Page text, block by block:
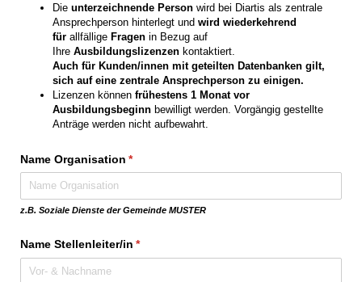
Die unterzeichnende Person wird bei Diartis als zentrale
Ansprechperson hinterlegt und wird wiederkehrend
für allfällige Fragen in Bezug auf
Ihre Ausbildungslizenzen kontaktiert.
Auch für Kunden/innen mit geteilten Datenbanken gilt,
sich auf eine zentrale Ansprechperson zu einigen.
Lizenzen können frühestens 1 Monat vor
Ausbildungsbeginn bewilligt werden. Vorgängig gestellte
Anträge werden nicht aufbewahrt.
Name Organisation *
(erforderlich)
z.B. Soziale Dienste der Gemeinde MUSTER
Name Stellenleiter/​in *
(erforderlich)